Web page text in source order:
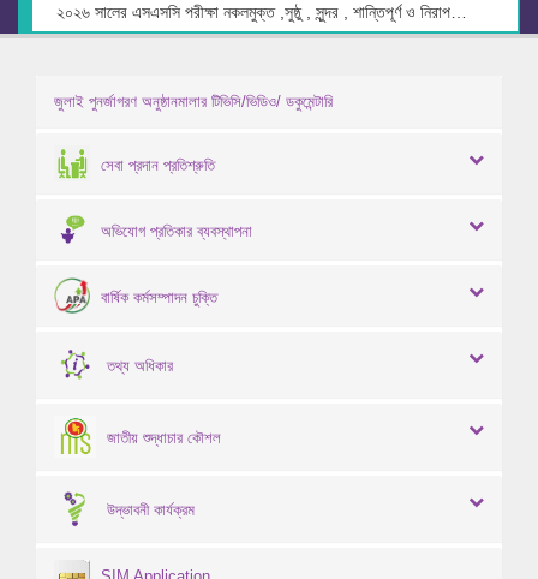
জুলাই পুনর্জাগরণ অনুষ্ঠানমালার টিভিসি/ভিডিও/ ডকুমেন্টারি
সেবা প্রদান প্রতিশ্রুতি
অভিযোগ প্রতিকার ব্যবস্থাপনা
বার্ষিক কর্মসম্পাদন চুক্তি
তথ্য অধিকার
জাতীয় শুদ্ধাচার কৌশল
উদ্ভাবনী কার্যক্রম